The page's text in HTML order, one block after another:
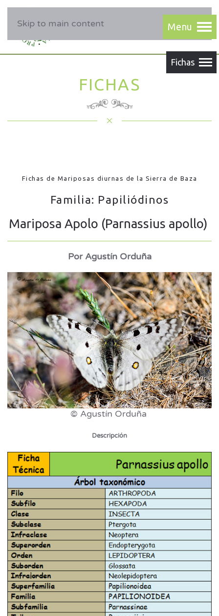
Skip to main content
FICHAS
Fichas de Mariposas diurnas de la Sierra de Baza
Familia: Papiliódinos
Mariposa Apolo (Parnassius apollo)
Por Agustín Orduña
© Agustín Orduña
Descripción